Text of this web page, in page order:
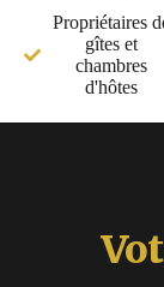
Propriétaires
gîtes et
chambres
d'hôtes